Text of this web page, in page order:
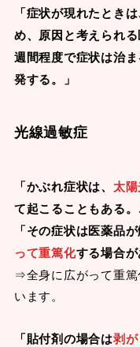
「症状が現れたとき
め、原因と考えられ
週間程度で症状は治
発する。」
光線過敏症
「かぶれ症状は、 太
て起こることもある
「その症状は医薬品
って重篤化する場合が
⇒全身に広がって重
います。
「貼付剤の場合は剥